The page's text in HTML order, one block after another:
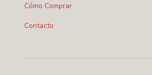
Cómo Comprar
Contacto